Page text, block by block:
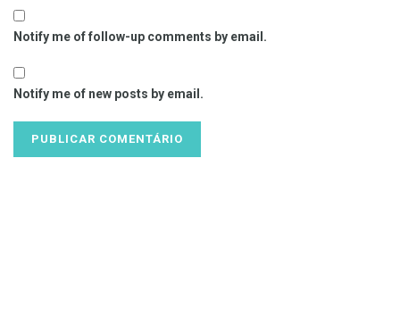
Notify me of follow-up comments by email.
Notify me of new posts by email.